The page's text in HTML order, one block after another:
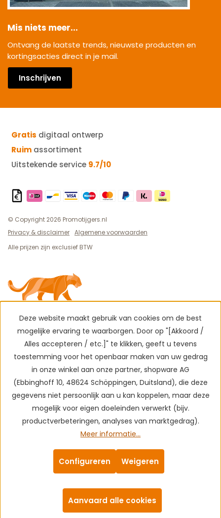
Mis niets meer...
Ontvang de laatste trends, nieuwste producten en
kortingsacties direct in je mail.
Inschrijven
Gratis digitaal ontwerp
Ruim assortiment
Uitstekende service 9.7/10
© Copyright 2026 Promotijgers.nl
Privacy & disclaimer Algemene voorwaarden
Alle prijzen zijn exclusief BTW
Deze website maakt gebruik van cookies om de best
mogelijke ervaring te waarborgen. Door op "[Akkoord /
Alles accepteren / etc.]" te klikken, geeft u tevens
toestemming voor het openbaar maken van uw gedrag
in onze winkel aan onze partner, shopware AG
(Ebbinghoff 10, 48624 Schöppingen, Duitsland), die deze
gegevens niet persoonlijk aan u kan koppelen, maar deze
mogelijk voor eigen doeleinden verwerkt (bijv.
productverbeteringen, analyses van marktgedrag).
Meer informatie...
Weigeren
Configureren
Aanvaard alle cookies